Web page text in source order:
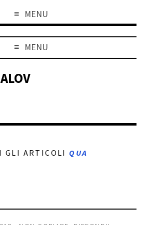
MENU
MENU
GLI ARTICOLI QUA